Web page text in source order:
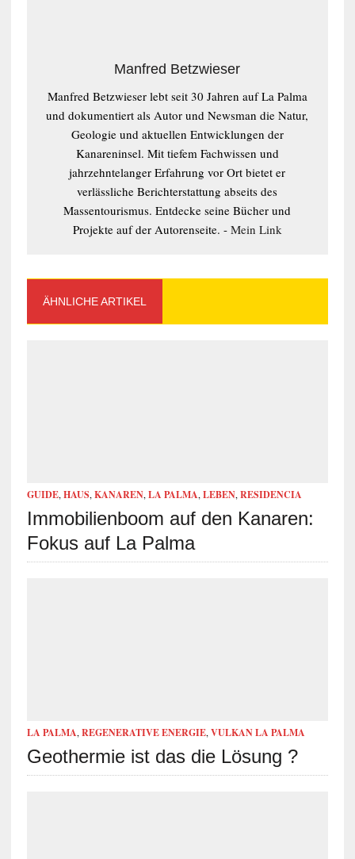
Manfred Betzwieser
Manfred Betzwieser lebt seit 30 Jahren auf La Palma
und dokumentiert als Autor und Newsman die Natur,
Geologie und aktuellen Entwicklungen der
Kanareninsel. Mit tiefem Fachwissen und
jahrzehntelanger Erfahrung vor Ort bietet er
verlässliche Berichterstattung abseits des
Massentourismus. Entdecke seine Bücher und
Projekte auf der Autorenseite. - Mein Link
ÄHNLICHE ARTIKEL
GUIDE, HAUS, KANAREN, LA PALMA, LEBEN, RESIDENCIA
Immobilienboom auf den Kanaren:
Fokus auf La Palma
LA PALMA, REGENERATIVE ENERGIE, VULKAN LA PALMA
Geothermie ist das die Lösung ?